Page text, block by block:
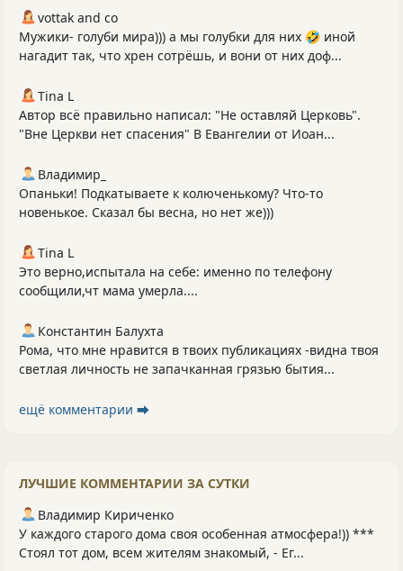
vottak and co
Мужики- голуби мира))) а мы голубки для них 🤣 иной
нагадит так, что хрен сотрёшь, и вони от них доф...
Tina L
Автор всё правильно написал: "Не оставляй Церковь".
"Вне Церкви нет спасения" В Евангелии от Иоан...
Владимир_
Опаньки! Подкатываете к колюченькому? Что-то
новенькое. Сказал бы весна, но нет же)))
Tina L
Это верно,испытала на себе: именно по телефону
сообщили,чт мама умерла....
Константин Балухта
Рома, что мне нравится в твоих публикациях -видна твоя
светлая личность не запачканная грязью бытия...
ещё комментарии ⮕
ЛУЧШИЕ КОММЕНТАРИИ ЗА СУТКИ
Владимир Кириченко
У каждого старого дома своя особенная атмосфера!)) ***
Стоял тот дом, всем жителям знакомый, - Ег...